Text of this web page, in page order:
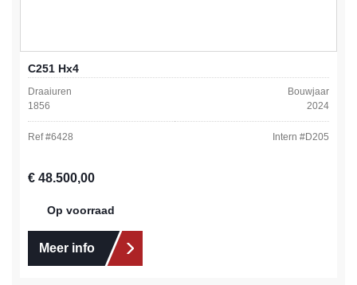
C251 Hx4
Draaiuren
1856
Bouwjaar
2024
Ref #6428 Intern #D205
Normale prijs:
€ 48.500,00
Op voorraad
Meer info